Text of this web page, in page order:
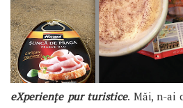
eXperiențe pur turistice. Măi, n-ai